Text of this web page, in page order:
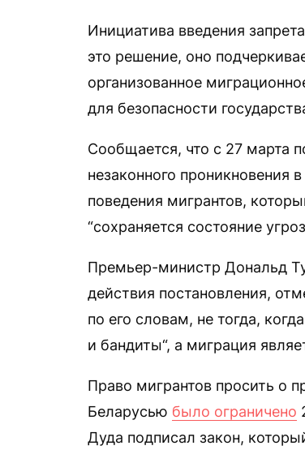
Инициатива введения
это решение, оно
организованное
для безопасности
Сообщается, что с 27 марта
незаконного проникновения
поведения мигрантов,
“сохраняется состояние
Премьер-министр Дональд
действия постановления,
по его словам, не тогда,
и бандиты“, а миграция
Право мигрантов просить о
Беларусью было ограничено
Дуда подписал закон,